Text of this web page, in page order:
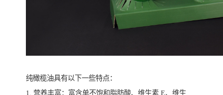
纯橄榄油具有以下一些特点：
1. 营养丰富：富含单不饱和脂肪酸、维生素 E、维生